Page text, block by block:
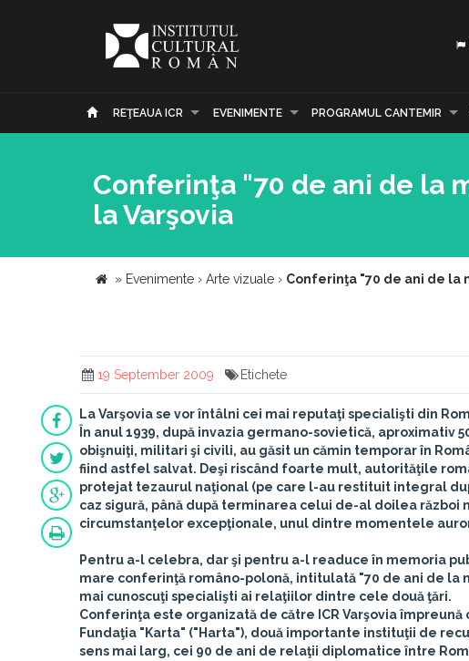
REŢEAUA ICR EVENIMENTE PROGRAMUL CANTEMIR
Conferinţa "70 de ani de la
la Varşovia
» Evenimente › Arte vizuale › Conferinţa "70 de ani de la
19 September 2009 Etichete
La Varşovia se vor întâlni cei mai reputaţi specialişti din
În anul 1939, după invazia germano-sovietică,
obişnuiţi, militari şi civili, au găsit un cămin temporar în
fiind astfel salvat. Deşi riscând foarte mult, autorităţile
protejat tezaurul naţional (pe care l-au restituit integral
caz sigură, până după terminarea celui de-al doilea
circumstanţelor excepţionale, unul dintre momentele
Pentru a-l celebra, dar şi pentru a-l readuce în memoria
mare conferinţă româno-polonă, intitulată "70 de ani de la
mai cunoscuţi specialişti ai relaţiilor dintre cele două ţări.
Conferinţa este organizată de către ICR Varşoviaîmpreună
Fundaţia "Karta" ("Harta"), două importante instituţii de
sens mai larg, cei 90 de ani de relaţii diplomatice între